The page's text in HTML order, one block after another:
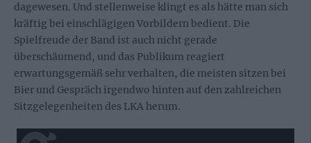
dagewesen. Und stellenweise klingt es als hätte man sich
kräftig bei einschlägigen Vorbildern bedient. Die
Spielfreude der Band ist auch nicht gerade
überschäumend, und das Publikum reagiert
erwartungsgemäß sehr verhalten, die meisten sitzen bei
Bier und Gespräch irgendwo hinten auf den zahlreichen
Sitzgelegenheiten des LKA herum.